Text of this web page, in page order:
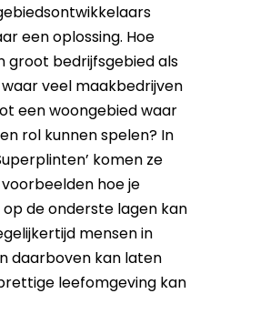
een oplossing. Hoe
groot bedrijfsgebied als
waar veel maakbedrijven
een woongebied waar
rol kunnen spelen? In
komen ze
hoe je
de onderste lagen kan
mensen in
daarboven kan laten
leefomgeving kan